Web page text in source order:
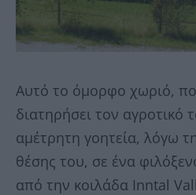
Αυτό το όμορφο χωριό,
διατηρήσει τον αγροτικό
αμέτρητη γοητεία, λόγω
θέσης του, σε ένα
από την κοιλάδα Inntal